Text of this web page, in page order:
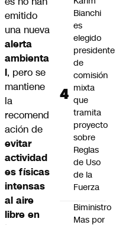
emitido
una nueva
alerta
ambienta
l, pero se
mantiene
la
recomend
ación de
evitar
actividad
es físicas
intensas
al aire
libre en
Bianchi
es
elegido
presidente
de
comisión
mixta
que
tramita
proyecto
sobre
Reglas
de Uso
de la
Fuerza
Biministro
Mas por